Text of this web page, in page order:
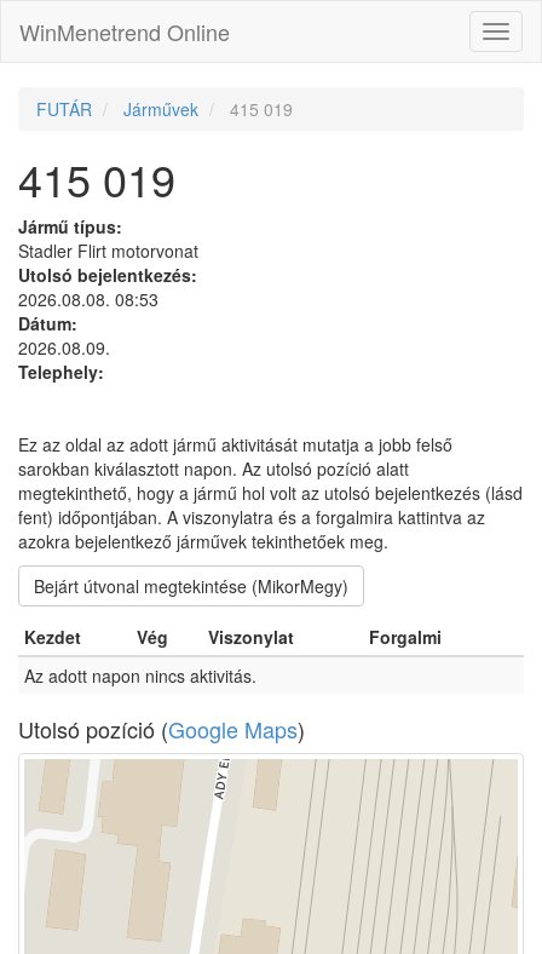
WinMenetrend Online
FUTÁR Járművek 415 019
415 019
Jármű típus:
Stadler Flirt motorvonat
Utolsó bejelentkezés:
2026.08.08. 08:53
Dátum:
2026.08.09.
Telephely:
Ez az oldal az adott jármű aktivitását mutatja a jobb felső
sarokban kiválasztott napon. Az utolsó pozíció alatt
megtekinthető, hogy a jármű hol volt az utolsó bejelentkezés (lásd
fent) időpontjában. A viszonylatra és a forgalmira kattintva az
azokra bejelentkező járművek tekinthetőek meg.
Bejárt útvonal megtekintése (MikorMegy)
Kezdet Vég Viszonylat
Forgalmi
Az adott napon nincs aktivitás.
Utolsó pozíció (Google Maps)